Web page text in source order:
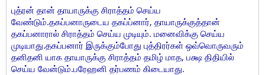
புத்ரன் தான் தாயாருக்கு சிராத்தம் செய்ய
வேண்டும்.தகப்பனாருடைய தகப்ப்னார், தாயாருக்குத்தான்
தகப்பனாரால் சிராத்தம் செய்ய முடியும். மனைவிக்கு செய்ய
முடியாது.தகப்பனார் இருக்கும்போது புத்திரர்கள் ஒவ்வொருவரும்
தனிதனி யாக தாயாருக்கு சிராத்தம் தமிழ் மாத, பக்ஷ திதியில்
செய்ய வேன்டும்.பரேஹனி தர்பணம் கிடையாது.